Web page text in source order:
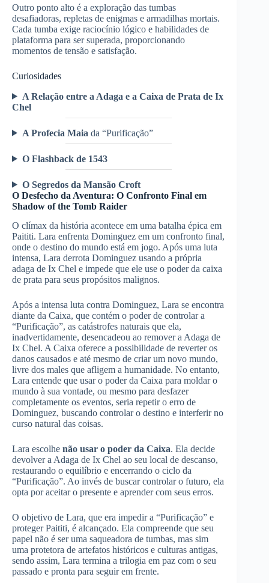
Outro ponto alto é a exploração das tumbas
desafiadoras, repletas de enigmas e armadilhas mortais.
Cada tumba exige raciocínio lógico e habilidades de
plataforma para ser superada, proporcionando
momentos de tensão e satisfação.
Curiosidades
A Relação entre a Adaga e a Caixa de Prata de Ix
Chel
A Profecia Maia da “Purificação”
O Flashback de 1543
O Segredos da Mansão Croft
O Desfecho da Aventura: O Confronto Final em
Shadow of the Tomb Raider
O clímax da história acontece em uma batalha épica em
Paititi. Lara enfrenta Dominguez em um confronto final,
onde o destino do mundo está em jogo. Após uma luta
intensa, Lara derrota Dominguez usando a própria
adaga de Ix Chel e impede que ele use o poder da caixa
de prata para seus propósitos malignos.
Após a intensa luta contra Dominguez, Lara se encontra
diante da Caixa, que contém o poder de controlar a
“Purificação”, as catástrofes naturais que ela,
inadvertidamente, desencadeou ao remover a Adaga de
Ix Chel. A Caixa oferece a possibilidade de reverter os
danos causados e até mesmo de criar um novo mundo,
livre dos males que afligem a humanidade. No entanto,
Lara entende que usar o poder da Caixa para moldar o
mundo à sua vontade, ou mesmo para desfazer
completamente os eventos, seria repetir o erro de
Dominguez, buscando controlar o destino e interferir no
curso natural das coisas.
Lara escolhe não usar o poder da Caixa. Ela decide
devolver a Adaga de Ix Chel ao seu local de descanso,
restaurando o equilíbrio e encerrando o ciclo da
“Purificação”. Ao invés de buscar controlar o futuro, ela
opta por aceitar o presente e aprender com seus erros.
O objetivo de Lara, que era impedir a “Purificação” e
proteger Paititi, é alcançado. Ela compreende que seu
papel não é ser uma saqueadora de tumbas, mas sim
uma protetora de artefatos históricos e culturas antigas,
sendo assim, Lara termina a trilogia em paz com o seu
passado e pronta para seguir em frente.